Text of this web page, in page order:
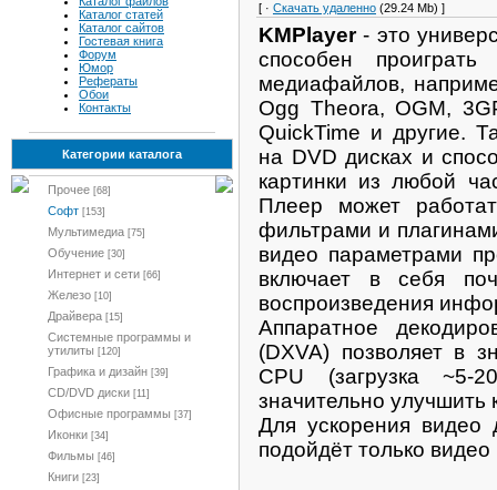
Каталог статей
Каталог сайтов
Гостевая книга
Форум
Юмор
Рефераты
Обои
Контакты
Категории каталога
Прочее [68]
Софт [153]
Мультимедиа [75]
Обучение [30]
Интернет и сети [66]
Железо [10]
Драйвера [15]
Системные программы и
утилиты [120]
Графика и дизайн [39]
CD/DVD диски [11]
Офисные программы [37]
Иконки [34]
Фильмы [46]
Книги [23]
[ · Скачать удаленно (29.24 Mb) ]
KMPlayer- это
способен
медиафайлов,
Ogg Theora, OGM,
QuickTime и другие.
на DVD дисках и
картинки из любой
Плеер может
фильтрами и
видео параметрами
включает в себя
воспроизведения
Аппаратное
(DXVA) позволяет в
CPU (загрузка ~5-
значительно улучшить
Для ускорения видео
подойдёт только